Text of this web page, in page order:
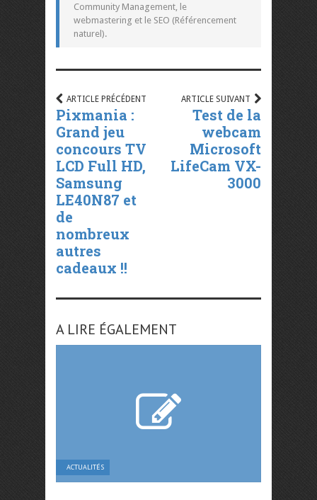
Community Management, le
webmastering et le SEO (Référencement
naturel).
ARTICLE PRÉCÉDENT
Pixmania :
Grand jeu
concours TV
LCD Full HD,
Samsung
LE40N87 et
de
nombreux
autres
cadeaux !!
ARTICLE SUIVANT
Test de la
webcam
Microsoft
LifeCam VX-
3000
A LIRE ÉGALEMENT
ACTUALITÉS